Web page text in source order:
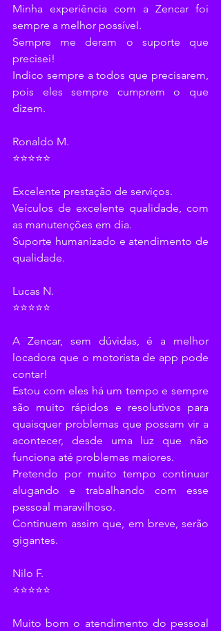
Minha experiência com a Zencar foi
sempre a melhor possível.
Sempre me deram o suporte que
precisei!
Indico sempre a todos que precisarem,
pois eles sempre cumprem o que
dizem.
Ronaldo M.
⭐⭐⭐⭐⭐
Excelente prestação de serviços.
Veículos de excelente qualidade, com
as manutenções em dia.
Suporte humanizado e atendimento de
qualidade.
Lucas N.
⭐⭐⭐⭐⭐
A Zencar, sem dúvidas, é a melhor
locadora que o motorista de app pode
contar!
Estou com eles há um tempo e sempre
são muito rápidos e resolutivos para
quaisquer problemas que possam vir a
acontecer, desde uma luz que não
funciona até problemas maiores.
Pretendo por muito tempo continuar
alugando e trabalhando com esse
pessoal maravilhoso.
Continuem assim que, em breve, serão
gigantes.
Nilo F.
⭐⭐⭐⭐⭐
Muito bom o atendimento do pessoal